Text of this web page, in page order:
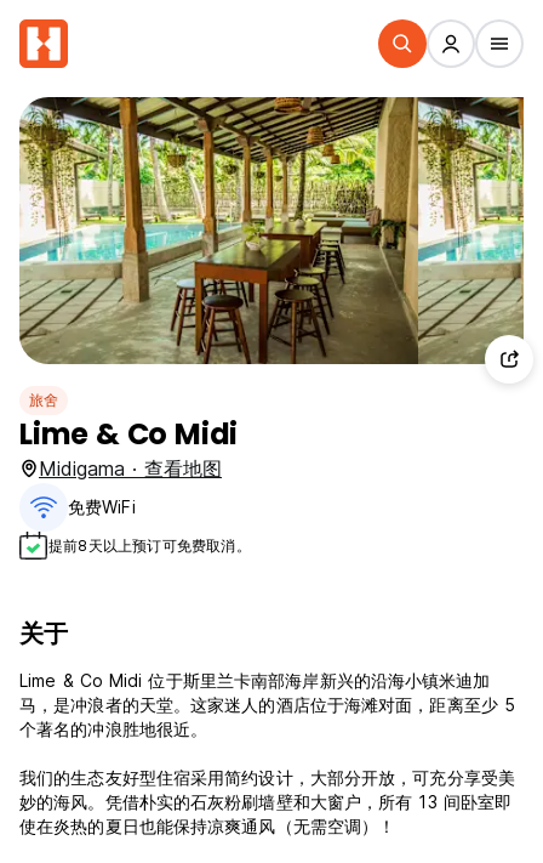
旅舍
Lime & Co Midi
Midigama · 查看地图
免费WiFi
提前8天以上预订可免费取消。
关于
Lime & Co Midi 位于斯里兰卡南部海岸新兴的沿海小镇米迪加
马，是冲浪者的天堂。这家迷人的酒店位于海滩对面，距离至少 5
个著名的冲浪胜地很近。
我们的生态友好型住宿采用简约设计，大部分开放，可充分享受美
妙的海风。凭借朴实的石灰粉刷墙壁和大窗户，所有 13 间卧室即
使在炎热的夏日也能保持凉爽通风（无需空调）！